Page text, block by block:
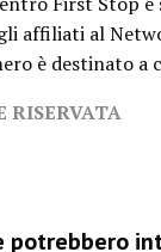
affiliati al
è destinato a
RISERVATA